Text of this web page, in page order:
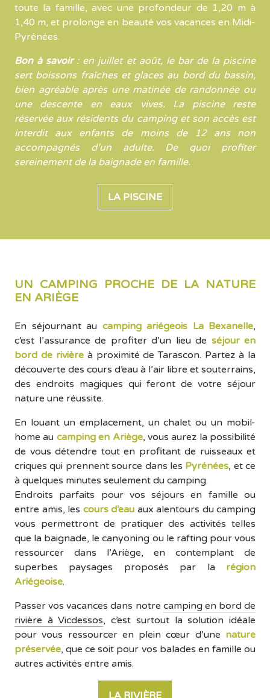
toute la famille, avec une profondeur de 1,20 m à
1,40 m, et prolonge en beauté vos vacances en Midi-
Pyrénées.
Bon à savoir : en juillet et août, le bar de la piscine
sert boissons fraîches et glaces au bord du bassin,
bien agréable après une matinée de randonnée ou
une descente en eaux vives. La piscine reste
réservée aux résidents du camping et son accès est
interdit aux enfants de moins de 12 ans non
accompagnés d’un adulte. De quoi profiter
sereinement de la baignade en famille.
LA PISCINE
UN CAMPING PROCHE DE LA NATURE
EN ARIÈGE
En séjournant au camping ariégeois La Bexanelle,
c’est l’assurance de profiter d’un lieu de séjour en
bord de rivièreà proximité de Tarascon. Partez à la
découverte des cours d’eau à l’air libre et souterrains,
des endroits magiques qui feront de votre séjour
nature une réussite.
En louant un emplacement, un chalet ou un mobil-
home au camping en Ariège, vous aurez la possibilité
de vous détendre tout en profitant de ruisseaux et
criques qui prennent source dans les Pyrénées, et ce
à quelques minutes seulement du camping.
Endroits parfaits pour vos séjours en famille ou
entre amis, les cours d’eau aux alentours du camping
vous permettront de pratiquer des activités telles
que la baignade, le canyoning ou le rafting pour vous
ressourcer dans l’Ariège, en contemplant de
superbes paysages proposés par la région
Ariégeoise.
Passer vos vacances dans notre camping en bord de
rivière à Vicdessos, c’est surtout la solution idéale
pour vous ressourcer en plein cœur d’une nature
préservée, que ce soit pour vos balades en famille ou
autres activités entre amis.
LA RIVIÈRE